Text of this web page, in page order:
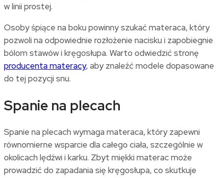
w linii prostej.
Osoby śpiące na boku powinny szukać materaca, który
pozwoli na odpowiednie rozłożenie nacisku i zapobiegnie
bólom stawów i kręgosłupa. Warto odwiedzić stronę
producenta materacy, aby znaleźć modele dopasowane
do tej pozycji snu.
Spanie na plecach
Spanie na plecach wymaga materaca, który zapewni
równomierne wsparcie dla całego ciała, szczególnie w
okolicach lędźwi i karku. Zbyt miękki materac może
prowadzić do zapadania się kręgosłupa, co skutkuje